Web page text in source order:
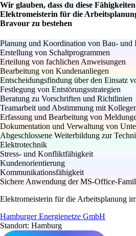
Wir glauben, dass du diese
Elektromeisterin für die
Bravour zu bestehen
Planung und Koordination von Bau- und
Erstellung von Schaltprogrammen
Erteilung von fachlichen Anweisungen
Bearbeitung von Kundenanliegen
Entscheidungsfindung über den Einsatz
Festlegung von Entstörungsstrategien
Beratung zu Vorschriften und Richtlinien
Teamarbeit und Abstimmung mit
Erfassung und Bearbeitung von
Dokumentation und Verwaltung von
Abgeschlossene Weiterbildung zur
Elektrotechnik
Stress- und Konfliktfähigkeit
Kundenorientierung
Kommunikationsfähigkeit
Sichere Anwendung der MS-Office-
Elektromeisterin für die Arbeitsplanung
Hamburger Energienetze GmbH
Standort: Hamburg